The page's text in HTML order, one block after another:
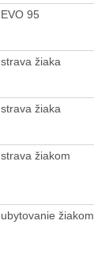
EVO 95
strava žiaka
strava žiaka
strava žiakom
ubytovanie žiakom